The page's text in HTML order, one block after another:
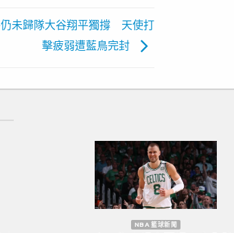
未歸隊大谷翔平獨撐 天使打
擊疲弱遭藍鳥完封
歐洲國家盃 足球新聞